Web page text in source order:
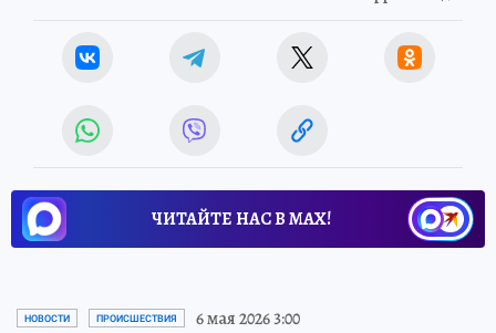
ЧИТАЙТЕ НАС В МАХ!
НОВОСТИ ПРОИСШЕСТВИЯ 6 мая 2026 3:00